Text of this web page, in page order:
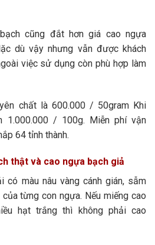
cũng đắt hơn giá cao ngựa
dù vậy nhưng vẫn được khách
việc sử dụng còn phù hợp làm
chất là 600.000 / 50gram Khi
1.000.000 / 100g. Miễn phí vận
64 tỉnh thành.
thật và cao ngựa bạch giả
có màu nâu vàng cánh gián, sẫm
từng con ngựa. Nếu miếng cao
hạt trắng thì không phải cao